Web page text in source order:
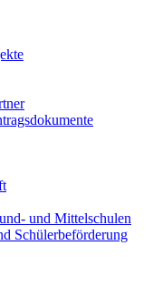
und Mittelschulen
Schülerbeförderung